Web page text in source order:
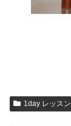
1day レッスン